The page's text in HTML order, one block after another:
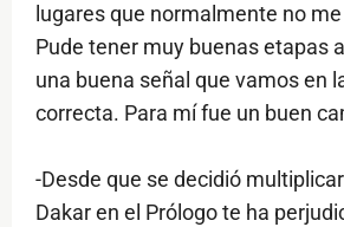
lugares que normalmente no
Pude tener muy buenas etapas
una buena señal que vamos en
correcta. Para mí fue un buen
-Desde que se decidió
Dakar en el Prólogo te ha